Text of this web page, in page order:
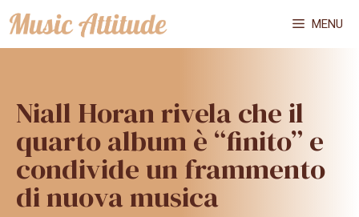
Vai
al
MENU
Niall Horan rivela che il
quarto album è “finito” e
condivide un frammento
di nuova musica